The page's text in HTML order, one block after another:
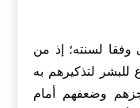
وفقا لسنته؛ إذ من
للبشر لتذكيرهم به
وضعفهم أمام